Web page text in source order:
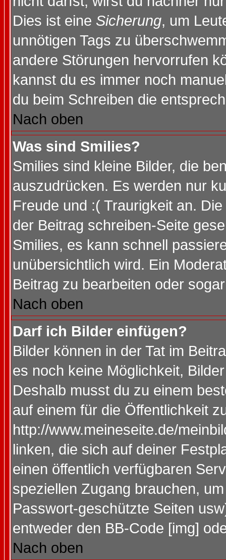
Dies ist eine Sicherung, um
unnötigen Tags zu
andere Störungen hervorrufen
kannst du es immer noch
du beim Schreiben die
Nach oben
Was sind Smilies?
Smilies sind kleine Bilder, die
auszudrücken. Es werden nur
Freude und :( Traurigkeit an.
der Beitrag schreiben-Seite
Smilies, es kann schnell
unübersichtlich wird. Ein
Beitrag zu bearbeiten oder
Nach oben
Darf ich Bilder einfügen?
Bilder können in der Tat im
es noch keine Möglichkeit,
Deshalb musst du zu einem
auf einem für die Öffentlichkeit
http://www.meineseite.de/
linken, die sich auf deiner
einen öffentlich verfügbaren
speziellen Zugang brauchen,
Passwort-geschützte Seiten
entweder den BB-Code [img]
Nach oben